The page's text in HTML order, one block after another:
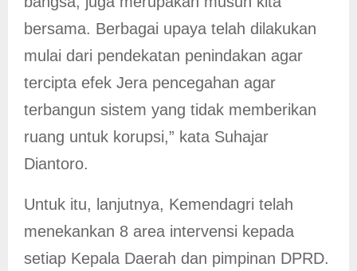
bersama. Berbagai upaya telah dilakukan
mulai dari pendekatan penindakan agar
tercipta efek Jera pencegahan agar
terbangun sistem yang tidak memberikan
ruang untuk korupsi,” kata Suhajar
Diantoro.
Untuk itu, lanjutnya, Kemendagri telah
menekankan 8 area intervensi kepada
setiap Kepala Daerah dan pimpinan DPRD.